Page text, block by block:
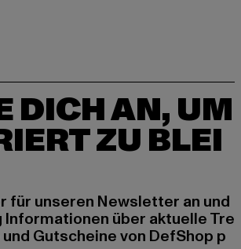
DICH AN, UM
ZU BLEI
für unseren Newsletter an und
über aktuelle Tre
Gutscheine von DefShop p